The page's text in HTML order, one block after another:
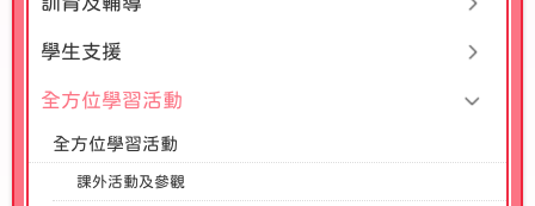
學生支援
全方位學習活動
全方位學習活動
課外活動及參觀